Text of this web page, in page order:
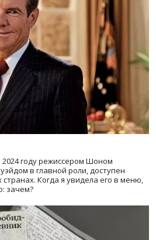
годурежиссером Шоном
в главной роли, доступен
Когда я увидела его в меню,
зачем?